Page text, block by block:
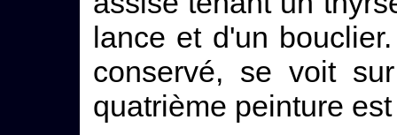
lance et d'un
conservé, se voit
quatrième peinture